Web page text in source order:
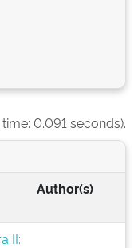
0.091 seconds).
Author(s)
II: